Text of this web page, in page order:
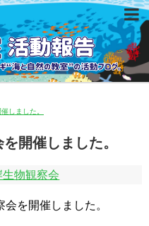
しました。
開催しました。
生物観察会
を開催しました。